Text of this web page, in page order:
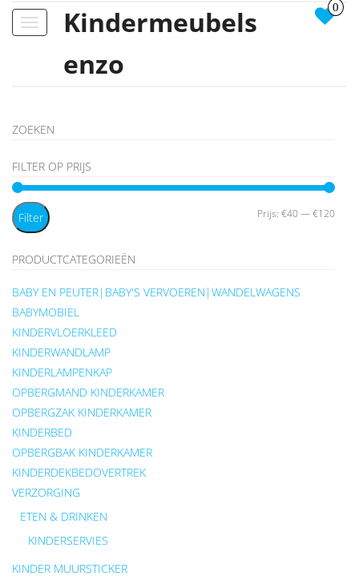
Toggle
Kindermeubels
enzo
0
ZOEKEN
FILTER OP PRIJS
Filter Prijs: €40 —€120
PRODUCTCATEGORIEËN
BABY EN PEUTER|BABY'S VERVOEREN|WANDELWAGENS
BABYMOBIEL
KINDERVLOERKLEED
KINDERWANDLAMP
KINDERLAMPENKAP
OPBERGMAND KINDERKAMER
OPBERGZAK KINDERKAMER
KINDERBED
OPBERGBAK KINDERKAMER
KINDERDEKBEDOVERTREK
VERZORGING
ETEN & DRINKEN
KINDERSERVIES
KINDER MUURSTICKER